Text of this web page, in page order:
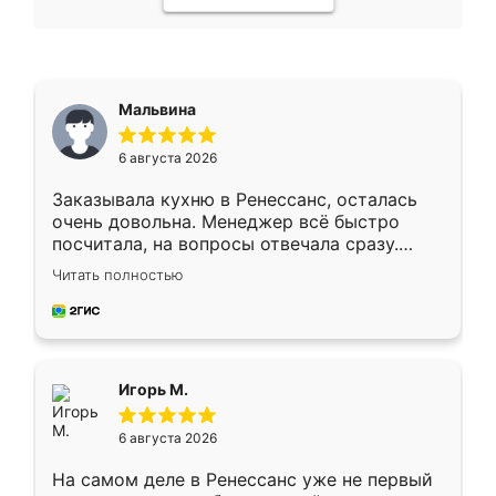
Мальвина
6 августа 2026
Заказывала кухню в Ренессанс, осталась
очень довольна. Менеджер всё быстро
посчитала, на вопросы отвечала сразу.
Замерщик приехал в субботу, подошёл к
делу со всей ответственностью. Собрали
за день, ребята работали аккуратно, даже
Читать полностью
Игорь М.
6 августа 2026
На самом деле в Ренессанс уже не первый